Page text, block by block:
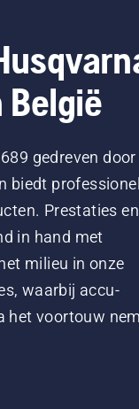
België
gedreven door
biedt
Prestaties en
in hand met
milieu in onze
waarbij accu-
het voortouw